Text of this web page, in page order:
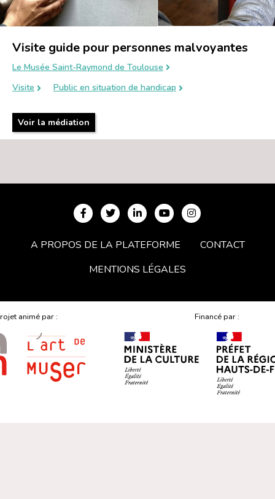
Visite guide pour personnes malvoyantes
Le Musée Saint-Raymond de Toulouse
Visite
Public en situation de handicap
Voir la médiation
A PROPOS DE LA PLATEFORME
CONTACT
MENTIONS LÉGALES
animé par : Financé par :